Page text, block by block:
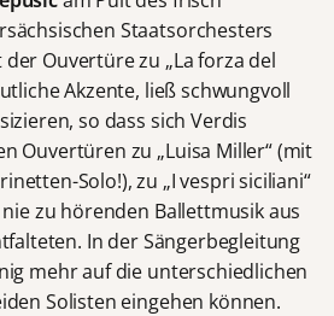
Staatsorchesters
Ouvertüre zu „La forza del
Akzente, ließ schwungvoll
so dass sich Verdis
Ouvertüren zu „Luisa Miller“ (mit
Solo!), zu „I vespri siciliani“
zu hörenden Ballettmusik aus
In der Sängerbegleitung
mehr auf die unterschiedlichen
Solisten eingehen können.